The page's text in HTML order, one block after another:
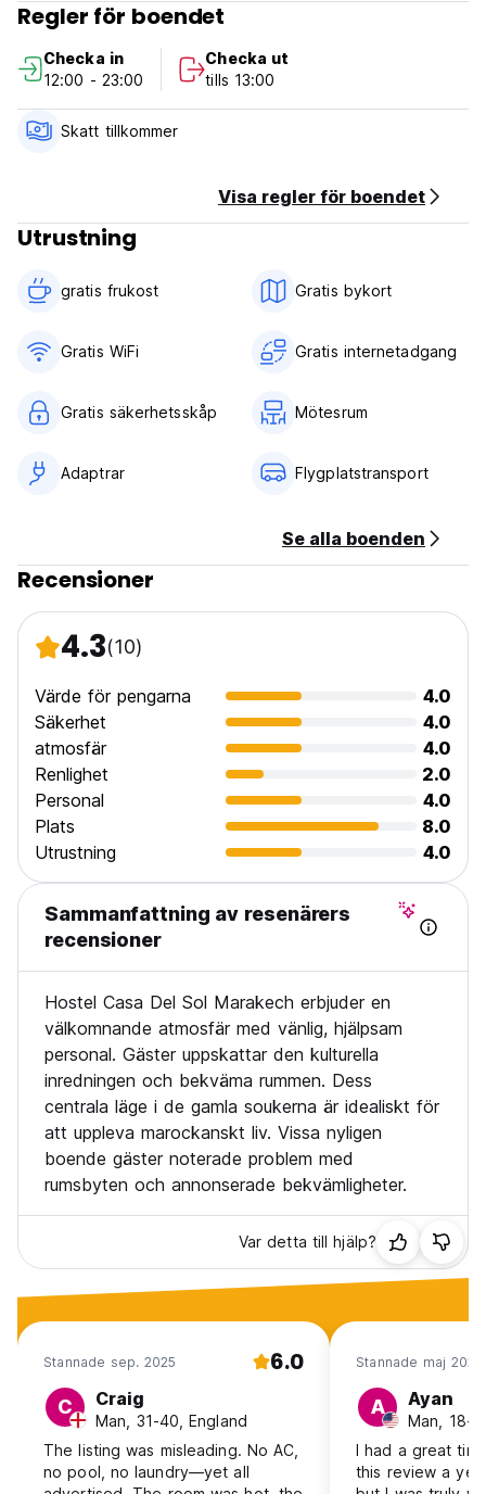
Cancellation policy: 2 days before arrival. In case of a late
of your stay.
Check in from 12:00 to 24:00 .
Check out before 12:00 .
Breakfast included.
General:
24 hour Reception.
Regler för boendet
Checka in
12:00 - 23:00
Checka ut
tills 13:00
Skatt tillkommer
Visa regler för boendet
Utrustning
gratis frukost‎ Gratis bykort
Gratis WiFi Gratis internetadgang
Gratis säkerhetsskåp Mötesrum
Adaptrar Flygplatstransport
Se alla boenden
Recensioner
4.3(10)
Värde för pengarna
4.0
Säkerhet
4.0
atmosfär
4.0
Renlighet
2.0
Personal
4.0
Plats
8.0
Utrustning
4.0
Sammanfattning av resenärers
recensioner
Hostel Casa Del Sol Marakech erbjuder en
välkomnande atmosfär med vänlig, hjälpsam
personal. Gäster uppskattar den kulturella
inredningen och bekväma rummen. Dess
centrala läge i de gamla soukerna är idealiskt för
att uppleva marockanskt liv. Vissa nyligen
boende gäster noterade problem med
rumsbyten och annonserade bekvämligheter.
Var detta till hjälp?
Stannade sep. 2025 6.0
C Craig
Man, 31-40, England
The listing was misleading. No AC,
no pool, no laundry—yet all
Stannade maj 2025
A Ayan
Man, 18-
I had a great
this review a